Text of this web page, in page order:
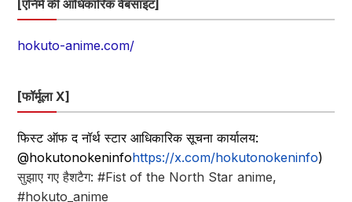
[एनिमे की आधिकारिक वेबसाइट]
hokuto-anime.com/
[फॉर्मूला X]
फिस्ट ऑफ द नॉर्थ स्टार आधिकारिक सूचना कार्यालय:
@hokutonokeninfohttps://x.com/hokutonokeninfo)
सुझाए गए हैशटैग: #Fist of the North Star anime,
#hokuto_anime